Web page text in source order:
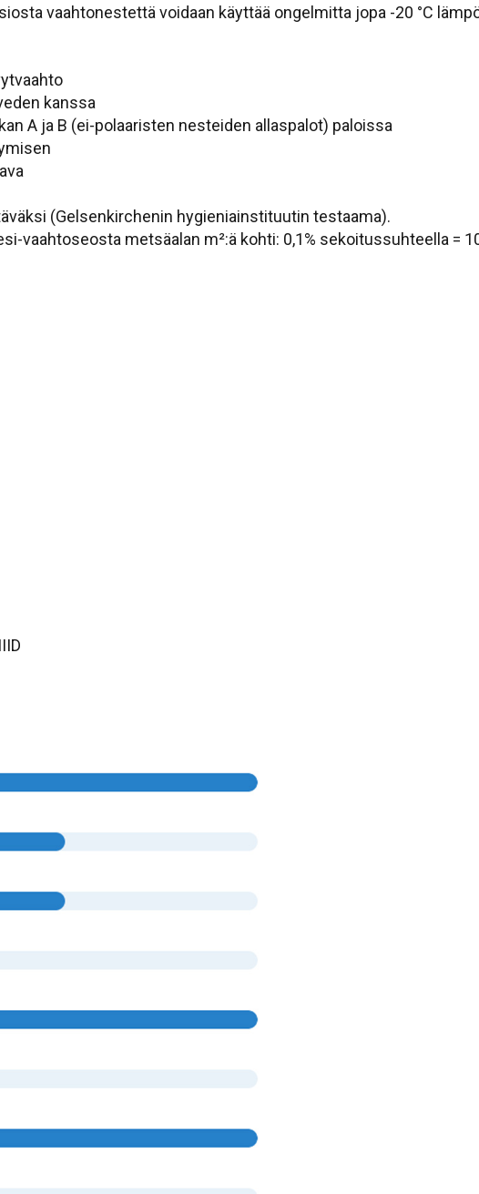
vaahtonestettä voidaan käyttää ongelmitta jopa -20 °C
kanssa
A ja B (ei-polaaristen nesteiden allaspalot) paloissa
(Gelsenkirchenin hygieniainstituutin testaama).
vaahtoseosta metsäalan m²:ä kohti: 0,1% sekoitussuhteella =